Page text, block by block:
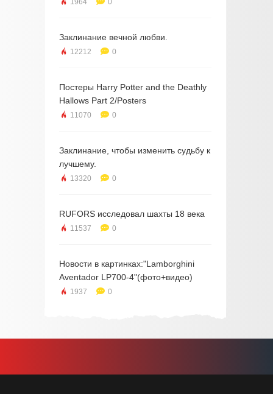
1964 0
Заклинание вечной любви.
12212 0
Постеры Harry Potter and the Deathly
Hallows Part 2/Posters
11070 0
Заклинание, чтобы изменить судьбу к
лучшему.
13320 0
RUFORS исследовал шахты 18 века
11537 0
Новости в картинках:"Lamborghini
Aventador LP700-4"(фото+видео)
1937 0